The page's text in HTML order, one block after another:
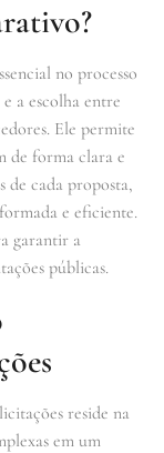
no processo
a escolha entre
Ele permite
de forma clara e
de cada proposta,
e eficiente.
garantir a
públicas.
reside na
em um